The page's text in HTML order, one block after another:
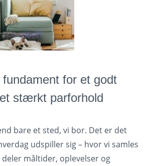
fundament for et godt
stærkt parforhold
bare et sted, vi bor. Det er det
udspiller sig – hvor vi samles
måltider, oplevelser og